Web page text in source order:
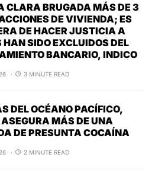
CLARA BRUGADA MÁS DE 3
DE VIVIENDA; ES
DE HACER JUSTICIA A
HAN SIDO EXCLUIDOS DEL
BANCARIO, INDICO
3 MINUTE READ
DEL OCÉANO PACÍFICO,
MÁS DE UNA
DE PRESUNTA COCAÍNA
2 MINUTE READ